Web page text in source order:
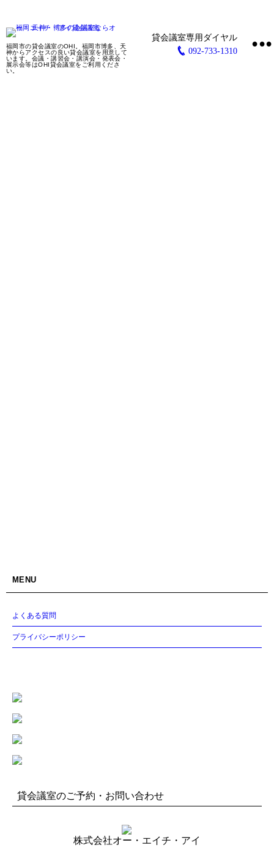
福岡市の貸会議室のOHI。福岡市博多、天
神からアクセスの良い貸会議室を用意して
います。会議・講習会・講演会・発表会・
展示会等はOHI貸会議室をご利用くださ
い。
092-733-1310 •
MENU
よくある質問
プライバシーポリシー
貸会議室のご予約・お問い合わせ
株式会社オー・エイチ・アイ